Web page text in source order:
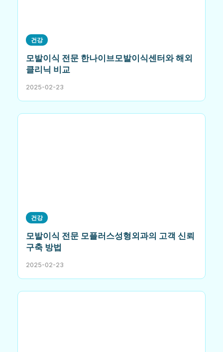
건강
모발이식 전문 한나이브모발이식센터와 해외
클리닉 비교
2025-02-23
건강
모발이식 전문 모플러스성형외과의 고객 신뢰
구축 방법
2025-02-23